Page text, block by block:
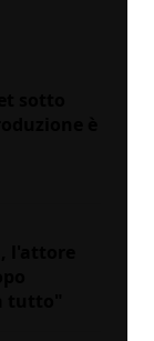
sotto
è
l'attore